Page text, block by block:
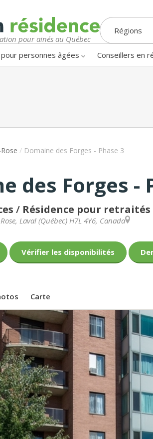
pour ainés au Québec
Régions
personnes âgées Conseillers en
/ Domaine des Forges - Phase 3
des Forges -
/ Résidence pour retraités
, Laval (Québec) H7L 4Y6, Canada
Vérifier les disponibilités
Carte